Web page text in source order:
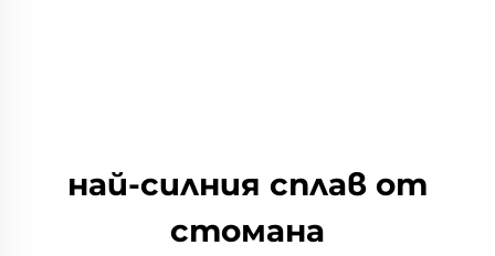
най-силния сплав от
стомана